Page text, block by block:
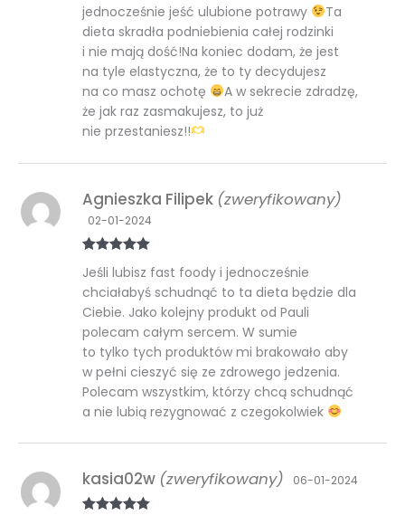
jednocześnie jeść ulubione potrawy
Ta
dieta skradła podniebienia całej rodzinki
i nie mają dość!Na koniec dodam, że jest
na tyle elastyczna, że to ty decydujesz
na co masz ochotę
A w sekrecie zdradzę,
że jak raz zasmakujesz, to już
nie przestaniesz!!
na 5
Agnieszka Filipek (zweryfikowany)
02-01-2024
Jeśli lubisz fast foody i jednocześnie
chciałabyś schudnąć to ta dieta będzie dla
Ciebie. Jako kolejny produkt od Pauli
polecam całym sercem. W sumie
to tylko tych produktów mi brakowało aby
w pełni cieszyć się ze zdrowego jedzenia.
Polecam wszystkim, którzy chcą schudnąć
a nie lubią rezygnować z czegokolwiek
kasia02w (zweryfikowany) 06-01-2024